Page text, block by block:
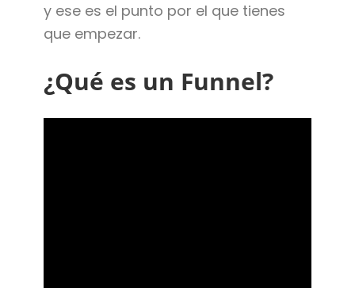
y ese es el punto por el que tienes
que empezar.
¿Qué es un Funnel?